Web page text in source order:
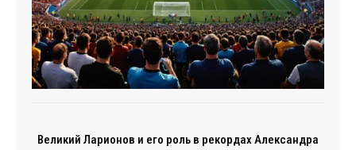
Великий Ларионов и его роль в рекордах Александра